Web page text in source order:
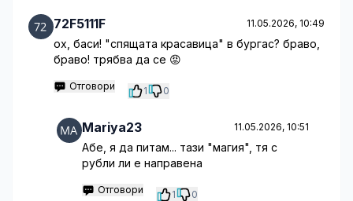
72F5111F 11.05.2026, 10:49
ох, баси! "спящата красавица" в бургас? браво,
браво! трябва да се 😡
Отговори 1 0
Mariya23 11.05.2026, 10:51
Абе, я да питам... тази "магия", тя с
рубли ли е направена
Отговори 1 0